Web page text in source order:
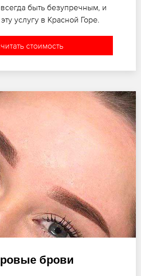
всегда быть безупречным, и
услугу в Красной Горе.
стоимость
брови